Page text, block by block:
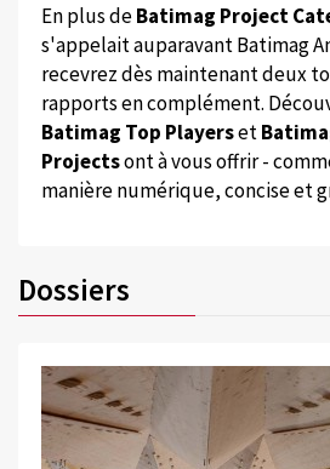
En plus deBatimag Project
s'appelait auparavant Batimag
recevrez dès maintenant deux
rapports en complément.
Batimag Top Playerset
Projectsont à vous offrir -
manière numérique, concise et
Dossiers